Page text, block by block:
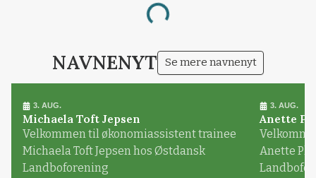
Loading...
NAVNENYT Se mere navnenyt
3. AUG.
Michaela Toft Jepsen
Velkommen til økonomiassistent trainee
Michaela Toft Jepsen hos Østdansk
Landboforening
3. AUG.
Anette
Anette